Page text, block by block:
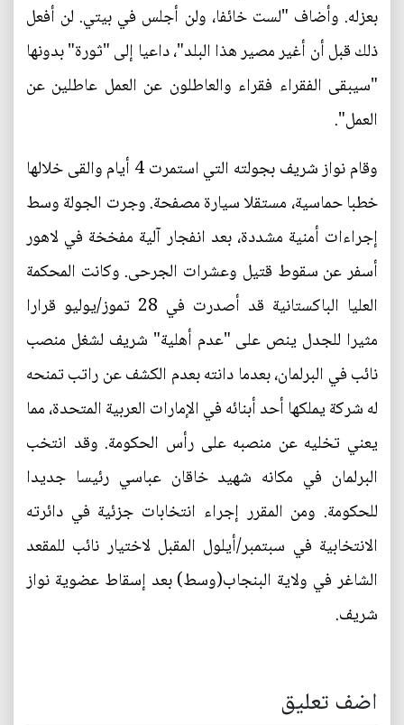
بعزله. وأضاف "لست خائفا، ولن أجلس في بيتي. لن أفعل
ذلك قبل أن أغير مصير هذا البلد"، داعيا إلى "ثورة" بدونها
"سيبقى الفقراء فقراء والعاطلون عن العمل عاطلين عن
العمل".
وقام نواز شريف بجولته التي استمرت 4 أيام والقى خلالها
خطبا حماسية، مستقلا سيارة مصفحة. وجرت الجولة وسط
إجراءات أمنية مشددة، بعد انفجار آلية مفخخة في لاهور
أسفر عن سقوط قتيل وعشرات الجرحى. وكانت المحكمة
العليا الباكستانية قد أصدرت في 28 تموز/يوليو قرارا
مثيرا للجدل ينص على "عدم أهلية" شريف لشغل منصب
نائب في البرلمان، بعدما دانته بعدم الكشف عن راتب تمنحه
له شركة يملكها أحد أبنائه في الإمارات العربية المتحدة، مما
يعني تخليه عن منصبه على رأس الحكومة. وقد انتخب
البرلمان في مكانه شهيد خاقان عباسي رئيسا جديدا
للحكومة. ومن المقرر إجراء انتخابات جزئية في دائرته
الانتخابية في سبتمبر/أيلول المقبل لاختيار نائب للمقعد
الشاغر في ولاية البنجاب(وسط) بعد إسقاط عضوية نواز
شريف.
اضف تعليق